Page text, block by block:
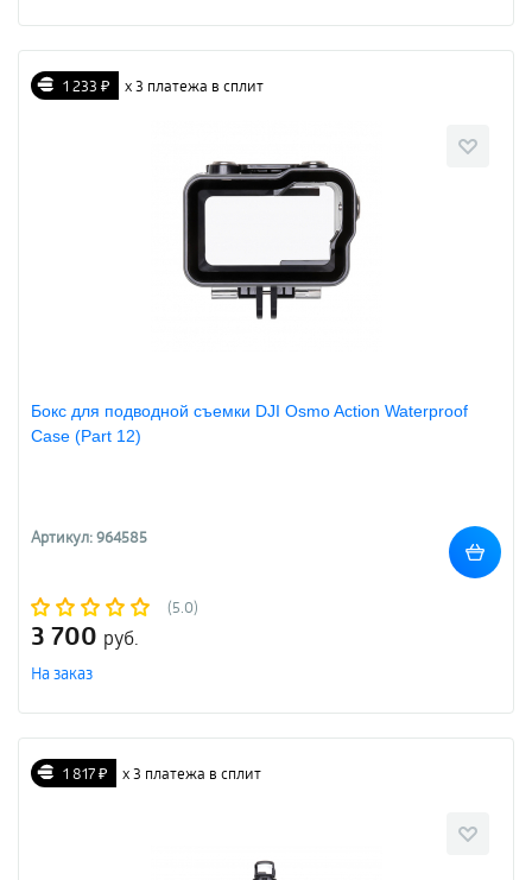
1 233 ₽ х 3 платежа в сплит
Бокс для подводной съемки DJI Osmo Action Waterproof
Case (Part 12)
Артикул: 964585
(5.0)
3 700 руб.
На заказ
1 817 ₽ х 3 платежа в сплит